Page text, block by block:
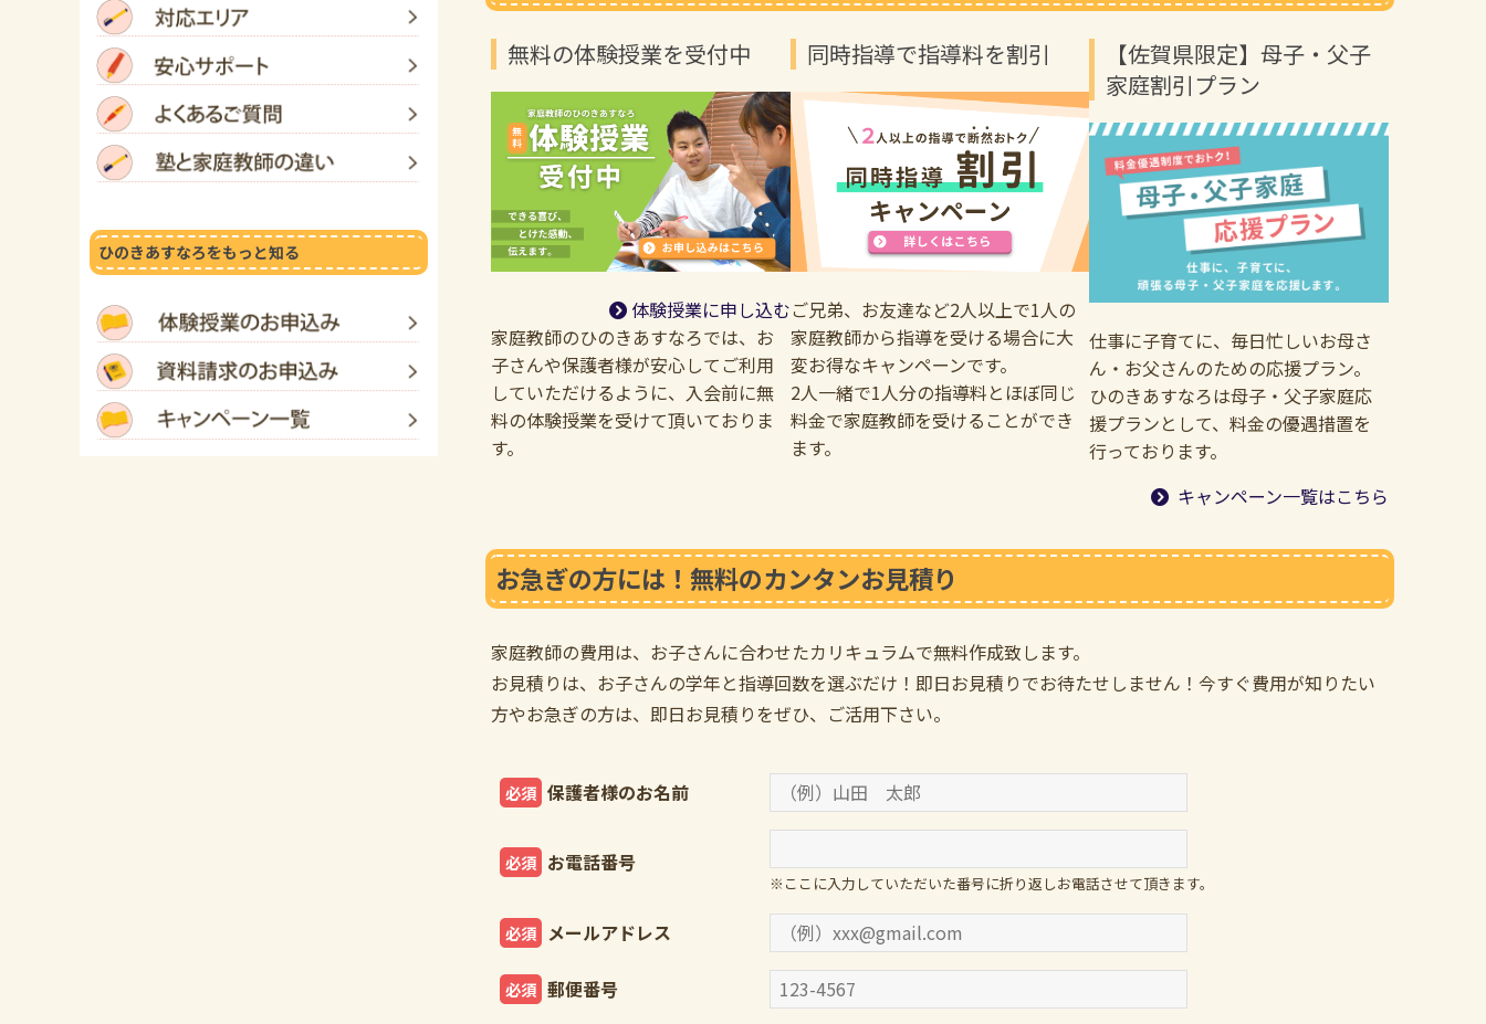
無料の体験授業を受付中
体験授業に申し込む
家庭教師のひのきあすなろでは、お
子さんや保護者様が安心してご利用
していただけるように、入会前に無
料の体験授業を受けて頂いておりま
す。
同時指導で指導料を割引
ご兄弟、お友達など2人以上で1人の
家庭教師から指導を受ける場合に大
変お得なキャンペーンです。
2人一緒で1人分の指導料とほぼ同じ
料金で家庭教師を受けることができ
ます。
【佐賀県限定】母子・父子
家庭割引プラン
仕事に子育てに、毎日忙しいお母さ
ん・お父さんのための応援プラン。
ひのきあすなろは母子・父子家庭応
援プランとして、料金の優遇措置を
行っております。
キャンペーン一覧はこちら
お急ぎの方には！無料のカンタンお見積り
家庭教師の費用は、お子さんに合わせたカリキュラムで無料作成致します。
お見積りは、お子さんの学年と指導回数を選ぶだけ！即日お見積りでお待たせしません！今すぐ費用が知りたい
方やお急ぎの方は、即日お見積りをぜひ、ご活用下さい。
必須 保護者様のお名前
必須 お電話番号
※ここに入力していただいた番号に折り返しお電話させて頂きます。
必須 メールアドレス
必須 郵便番号
ひのきあすなろをもっと知る